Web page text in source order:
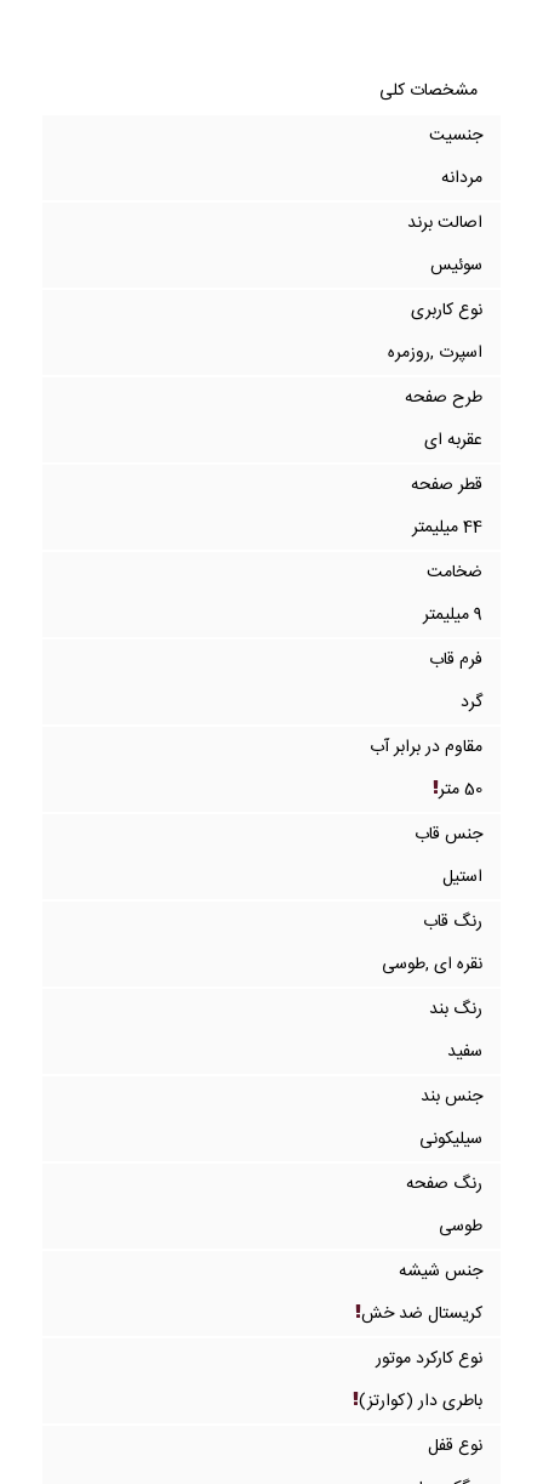
مشخصات کلی
جنسیت
مردانه
اصالت برند
سوئیس
نوع کاربری
اسپرت ,روزمره
طرح صفحه
عقربه ای
قطر صفحه
44 میلیمتر
ضخامت
9 میلیمتر
فرم قاب
گرد
مقاوم در برابر آب
50 متر
جنس قاب
استیل
رنگ قاب
نقره ای ,طوسی
رنگ بند
سفید
جنس بند
سیلیکونی
رنگ صفحه
طوسی
جنس شیشه
کریستال ضد خش
نوع کارکرد موتور
باطری دار (کوارتز)
نوع قفل